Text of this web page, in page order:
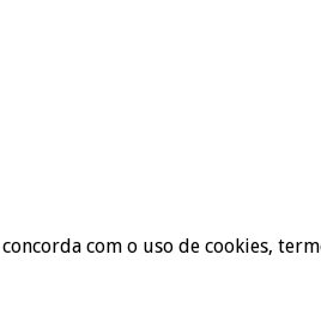
com o uso de cookies,